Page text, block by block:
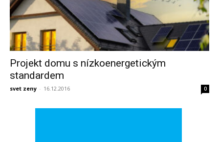
Projekt domu s nízkoenergetickým
standardem
svet zeny - 16.12.2016 0